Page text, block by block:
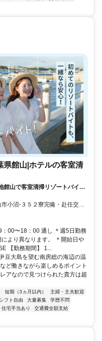
県館山|ホテルの客室清
館山で客室清掃リゾートバイ
勤務期間：1か月程度
小沼-３５２寮完備・赴任交通
応◆最短"当日"にお仕事ご紹介
00〜18：00 通し ＊週5日勤務
により異なります。 ＊開始日や
【勤務期間】 1...
豆大島を望む南房総の海辺の温
ど働きながら楽しめるポイント
アなので見つけられた貴方は超
短期（3ヵ月以内）
主婦・主夫歓迎
シフト自由 大量募集
学歴不問
住宅手当あり
交通費全額支給